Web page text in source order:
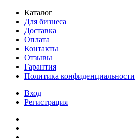
Каталог
Для бизнеса
Доставка
Оплата
Контакты
Отзывы
Гарантия
Политика конфиденциальности
Вход
Регистрация